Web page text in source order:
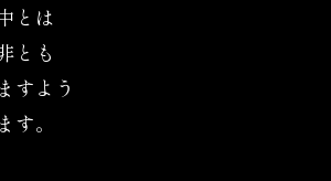
とは
とも
すよう
。